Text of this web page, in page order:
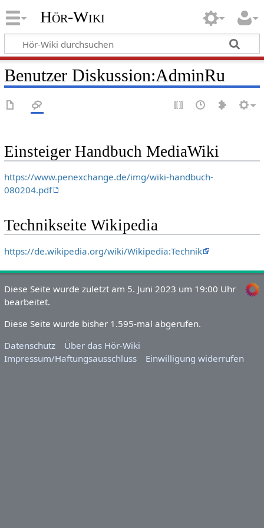
Hör-Wiki
Benutzer Diskussion:AdminRu
Einsteiger Handbuch MediaWiki
https://www.penexchange.de/img/wiki-handbuch-
080204.pdf
Technikseite Wikipedia
https://de.wikipedia.org/wiki/Wikipedia:Technik
Diese Seite wurde zuletzt am 5. Juni 2023 um 19:00 Uhr
bearbeitet.
Diese Seite wurde bisher 1.595-mal abgerufen.
Datenschutz
Über das Hör-Wiki
Impressum/Haftungsausschluss
Einwilligung widerrufen